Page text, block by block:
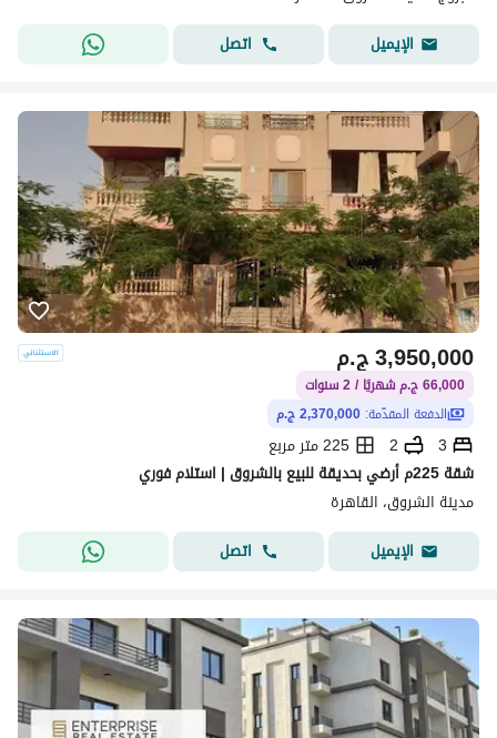
الإيميل
اتصل
ج.م3,950,000
66,000 ج.م شهريًا / 2 سنوات
الدفعة المقدّمة: 2,370,000 ج.م
3
2
225 متر مربع
شقة 225م أرضي بحديقة للبيع بالشروق | استلام فوري
مدينة الشروق، القاهرة
الإيميل
اتصل